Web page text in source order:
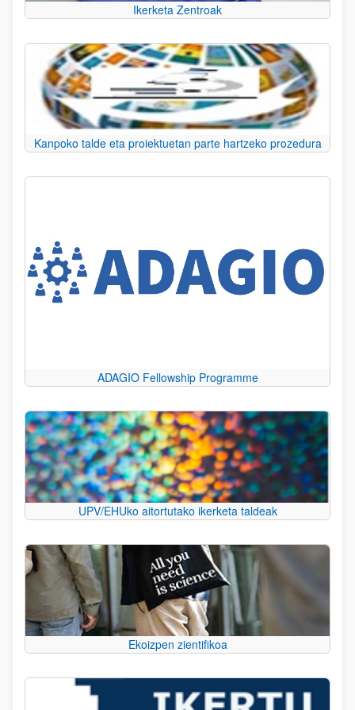
Ikerketa Zentroak
Kanpoko talde eta proiektuetan parte hartzeko prozedura
ADAGIO Fellowship Programme
UPV/EHUko aitortutako ikerketa taldeak
Ekoizpen zientifikoa